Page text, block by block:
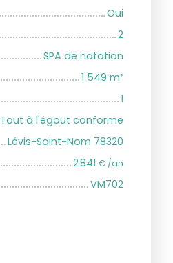
Oui
2
SPA de natation
1 549 m²
1
Tout à l'égout conforme
Lévis-Saint-Nom 78320
2 841 € /an
VM702